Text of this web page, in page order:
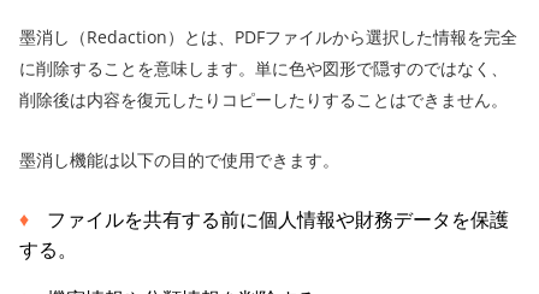
墨消し（Redaction）とは、PDFファイルから選択した情報を完全
に削除することを意味します。単に色や図形で隠すのではなく、
削除後は内容を復元したりコピーしたりすることはできません。
墨消し機能は以下の目的で使用できます。
ファイルを共有する前に個人情報や財務データを保護
する。